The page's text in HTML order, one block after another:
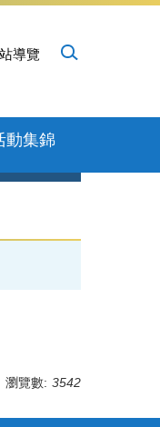
導覽
動集錦
瀏覽數: 3542